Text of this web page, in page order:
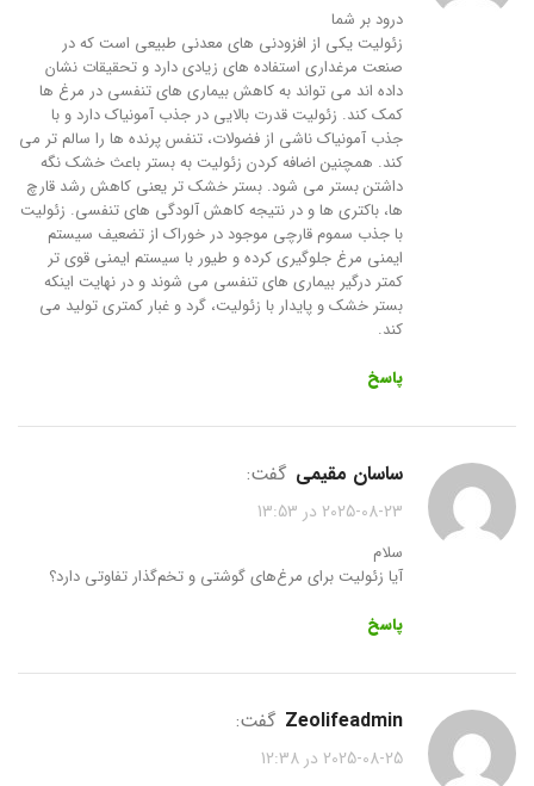
درود بر شما
زئولیت یکی از افزودنی های معدنی طبیعی است که در
صنعت مرغداری استفاده های زیادی دارد و تحقیقات نشان
داده اند می تواند به کاهش بیماری های تنفسی در مرغ ها
کمک کند. زئولیت قدرت بالایی در جذب آمونیاک دارد و با
جذب آمونیاک ناشی از فضولات، تنفس پرنده ها را سالم تر می
کند. همچنین اضافه کردن زئولیت به بستر باعث خشک نگه
داشتن بستر می شود. بستر خشک تر یعنی کاهش رشد قارچ
ها، باکتری ها و در نتیجه کاهش آلودگی های تنفسی. زئولیت
با جذب سموم قارچی موجود در خوراک از تضعیف سیستم
ایمنی مرغ جلوگیری کرده و طیور با سیستم ایمنی قوی تر
کمتر درگیر بیماری های تنفسی می شوند و در نهایت اینکه
بستر خشک و پایدار با زئولیت، گرد و غبار کمتری تولید می
کند.
پاسخ
ساسان مقیمی گفت:
2025-08-23 در 13:53
سلام
آیا زئولیت برای مرغ‌های گوشتی و تخم‌گذار تفاوتی دارد؟
پاسخ
zeolifeadmin گفت:
2025-08-25 در 12:38